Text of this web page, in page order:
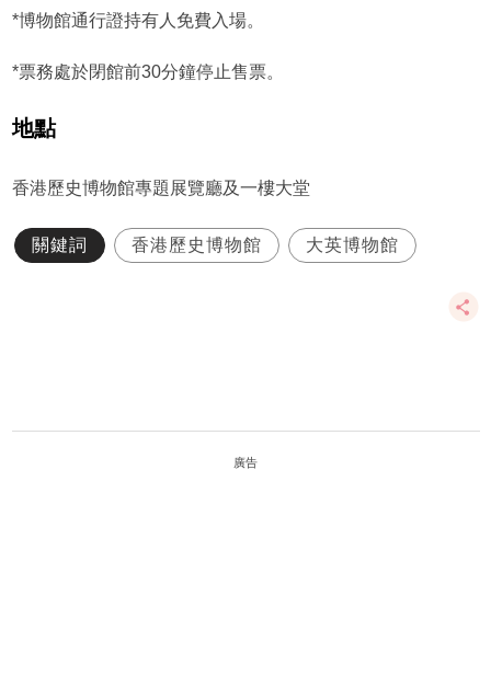
*博物館通行證持有人免費入場。
*票務處於閉館前30分鐘停止售票。
地點
香港歷史博物館專題展覽廳及一樓大堂
關鍵詞 香港歷史博物館 大英博物館
廣告